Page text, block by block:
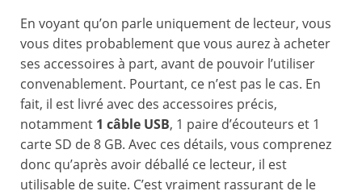
En voyant qu’on parle uniquement de lecteur, vous
vous dites probablement que vous aurez à acheter
ses accessoires à part, avant de pouvoir l’utiliser
convenablement. Pourtant, ce n’est pas le cas. En
fait, il est livré avec des accessoires précis,
notamment 1 câble USB, 1 paire d’écouteurs et 1
carte SD de 8 GB. Avec ces détails, vous comprenez
donc qu’après avoir déballé ce lecteur, il est
utilisable de suite. C’est vraiment rassurant de le